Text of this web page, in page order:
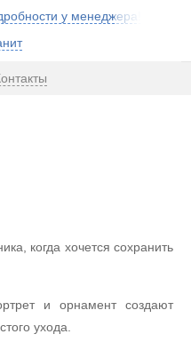
у менеджера!
когда хочется сохранить
и орнамент создают
ухода.